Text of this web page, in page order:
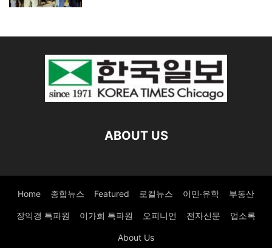
ABOUT US
Home 종합뉴스 Featured 로컬뉴스 이민·유학 부동산
장익경 특파원 이가희 특파원 오피니언 전자신문 업소록
About Us